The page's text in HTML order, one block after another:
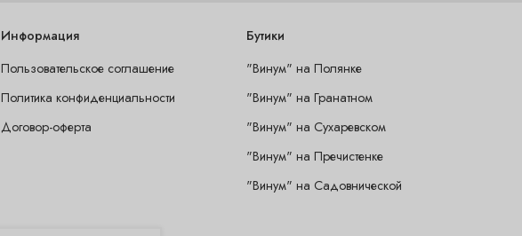
Информация
Пользовательское соглашение
Политика конфиденциальности
Договор-оферта
Бутики
"Винум" на Полянке
"Винум" на Гранатном
"Винум" на Сухаревском
"Винум" на Пречистенке
"Винум" на Садовнической